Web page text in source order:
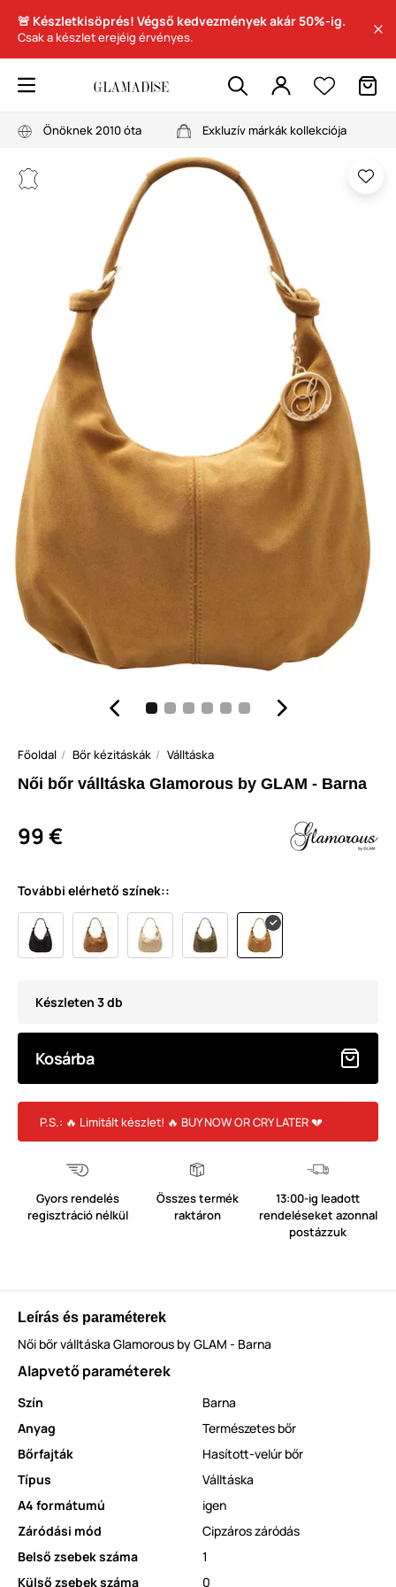
🚨 Készletkisöprés! Végső kedvezmények akár 50%-ig.
Csak a készlet erejéig érvényes.
Önöknek 2010 óta Exkluzív márkák kollekciója
Főoldal Bőr kézitáskák Válltáska
Női bőr válltáska Glamorous by GLAM - Barna
99 €
További elérhető színek::
Készleten 3 db
Kosárba
P.S.: 🔥 Limitált készlet! 🔥 BUY NOW OR CRY LATER 💔
Gyors rendelés
regisztráció nélkül
Összes termék
raktáron
13:00-ig leadott
rendeléseket azonnal
postázzuk
Leírás és paraméterek
Női bőr válltáska Glamorous by GLAM - Barna
Alapvető paraméterek
Szín
Barna
Anyag
Természetes bőr
Bőrfajták
Hasított-velúr bőr
Típus
Válltáska
A4 formátumú
igen
Záródási mód
Cipzáros záródás
Belső zsebek száma
1
Külső zsebek száma
0